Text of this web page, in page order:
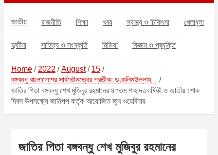
জাতীয় রাজনীতি শিক্ষা খবর স্বাস্থ্য ও চিকিৎসা খেলাধুলা
দুর্ঘটনা সাহিত্য ও সংস্কৃতি মিডিয়া বিজ্ঞান ও প্রযুক্তি
Home 2022 August
15
বঙ্গবন্ধু বাংলাদেশের সার্বভৌমত্বের প্রতীক: ড.কলিমউল্লাহ
জাতির পিতা বঙ্গবন্ধু শেখ মুজিবুর রহমানের ৪৭তম শাহাদতবার্ষিকী ও জাতীয় শোক
দিবস উপলক্ষ্যে জানিপপ কর্তৃক আয়োজিত জুম ওয়েবিনার
জাতির পিতা বঙ্গবন্ধু শেখ মুজিবুর রহমানের